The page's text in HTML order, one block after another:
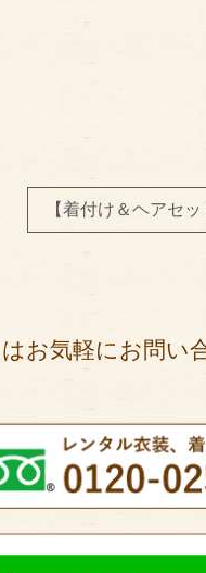
【着付け＆ヘアセ
お気軽にお問い